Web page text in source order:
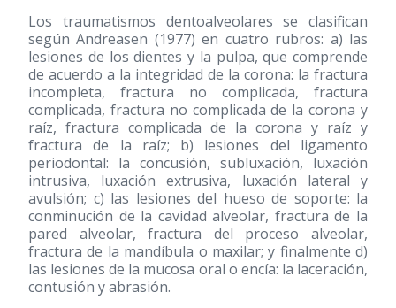
Los traumatismos dentoalveolares se clasifican
según Andreasen (1977) en cuatro rubros: a) las
lesiones de los dientes y la pulpa, que comprende
de acuerdo a la integridad de la corona: la fractura
incompleta, fractura no complicada, fractura
complicada, fractura no complicada de la corona y
raíz, fractura complicada de la corona y raíz y
fractura de la raíz; b) lesiones del ligamento
periodontal: la concusión, subluxación, luxación
intrusiva, luxación extrusiva, luxación lateral y
avulsión; c) las lesiones del hueso de soporte: la
conminución de la cavidad alveolar, fractura de la
pared alveolar, fractura del proceso alveolar,
fractura de la mandíbula o maxilar; y finalmente d)
las lesiones de la mucosa oral o encía: la laceración,
contusión y abrasión.